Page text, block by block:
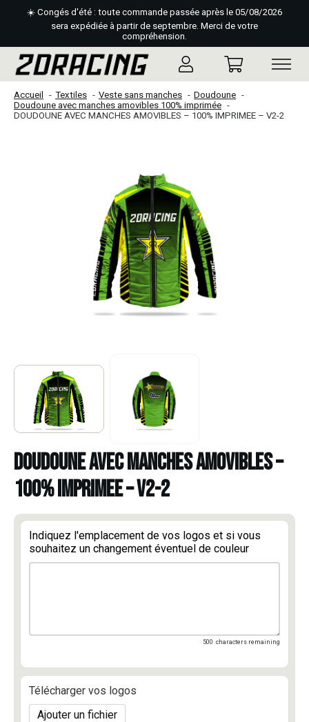
☀️ Congés d'été : toute commande passée après le 05/08/2026
sera expédiée à partir de septembre. Merci de votre
compréhension.
Accueil Textiles Veste sans manches
Doudoune
Doudoune avec manches amovibles 100% imprimée
DOUDOUNE AVEC MANCHES AMOVIBLES – 100% IMPRIMEE – V2-2
DOUDOUNE AVEC MANCHES AMOVIBLES –
100% IMPRIMEE – V2-2
Indiquez l'emplacement de vos logos et si vous
souhaitez un changement éventuel de couleur
500 characters remaining
Télécharger vos logos
Ajouter un fichier